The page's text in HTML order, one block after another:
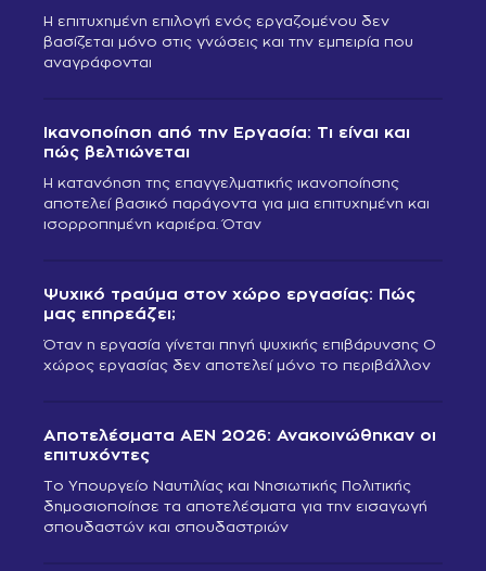
Η επιτυχημένη επιλογή ενός εργαζομένου δεν
βασίζεται μόνο στις γνώσεις και την εμπειρία που
αναγράφονται
Ικανοποίηση από την Εργασία: Τι είναι και
πώς βελτιώνεται
Η κατανόηση της επαγγελματικής ικανοποίησης
αποτελεί βασικό παράγοντα για μια επιτυχημένη και
ισορροπημένη καριέρα. Όταν
Ψυχικό τραύμα στον χώρο εργασίας: Πώς
μας επηρεάζει;
Όταν η εργασία γίνεται πηγή ψυχικής επιβάρυνσης Ο
χώρος εργασίας δεν αποτελεί μόνο το περιβάλλον
Αποτελέσματα ΑΕΝ 2026: Ανακοινώθηκαν οι
επιτυχόντες
Το Υπουργείο Ναυτιλίας και Νησιωτικής Πολιτικής
δημοσιοποίησε τα αποτελέσματα για την εισαγωγή
σπουδαστών και σπουδαστριών